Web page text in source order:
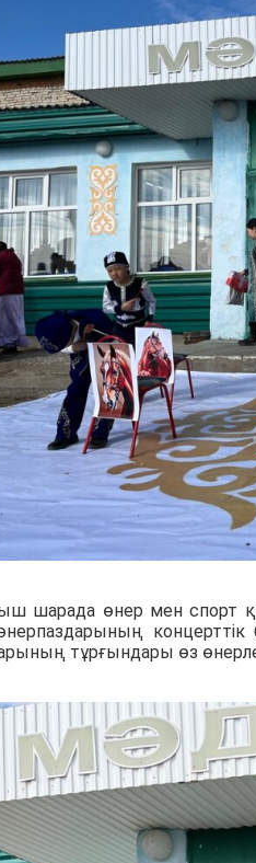
шарада өнер мен спорт
тұрғындары өз